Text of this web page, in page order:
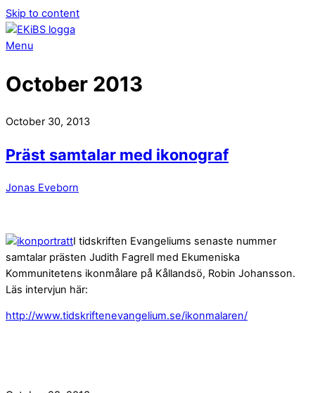
Skip to content
Menu
October 2013
October 30, 2013
Präst samtalar med ikonograf
Jonas Eveborn
I tidskriften Evangeliums senaste nummer
samtalar prästen Judith Fagrell med Ekumeniska
Kommunitetens ikonmålare på Kållandsö, Robin Johansson.
Läs intervjun här:
http://www.tidskriftenevangelium.se/ikonmalaren/